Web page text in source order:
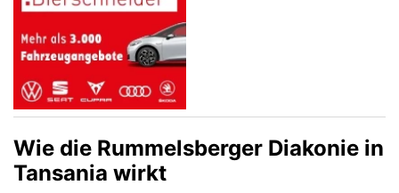
Wie die Rummelsberger Diakonie in
Tansania wirkt